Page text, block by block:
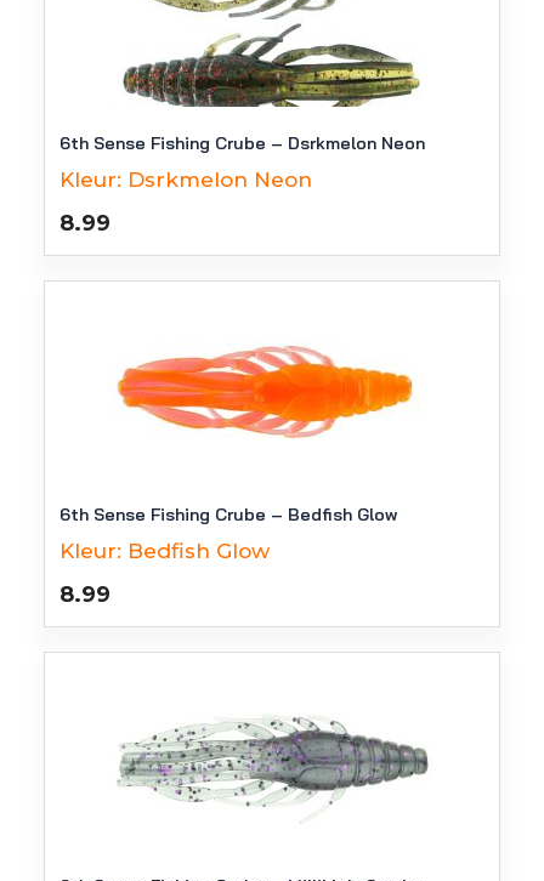
6th Sense Fishing Crube – Dsrkmelon Neon
Kleur: Dsrkmelon Neon
8.99
6th Sense Fishing Crube – Bedfish Glow
Kleur: Bedfish Glow
8.99